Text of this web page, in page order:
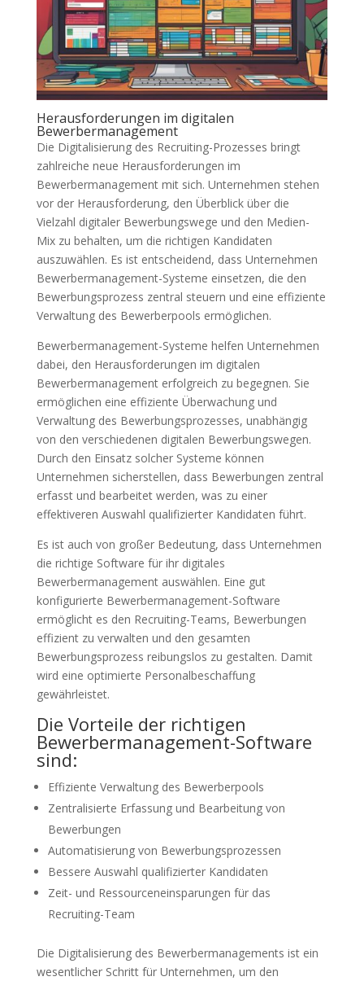
Herausforderungen im digitalen
Bewerbermanagement
Die Digitalisierung des Recruiting-Prozesses bringt
zahlreiche neue Herausforderungen im
Bewerbermanagement mit sich. Unternehmen stehen
vor der Herausforderung, den Überblick über die
Vielzahl digitaler Bewerbungswege und den Medien-
Mix zu behalten, um die richtigen Kandidaten
auszuwählen. Es ist entscheidend, dass Unternehmen
Bewerbermanagement-Systeme einsetzen, die den
Bewerbungsprozess zentral steuern und eine effiziente
Verwaltung des Bewerberpools ermöglichen.
Bewerbermanagement-Systeme helfen Unternehmen
dabei, den Herausforderungen im digitalen
Bewerbermanagement erfolgreich zu begegnen. Sie
ermöglichen eine effiziente Überwachung und
Verwaltung des Bewerbungsprozesses, unabhängig
von den verschiedenen digitalen Bewerbungswegen.
Durch den Einsatz solcher Systeme können
Unternehmen sicherstellen, dass Bewerbungen zentral
erfasst und bearbeitet werden, was zu einer
effektiveren Auswahl qualifizierter Kandidaten führt.
Es ist auch von großer Bedeutung, dass Unternehmen
die richtige Software für ihr digitales
Bewerbermanagement auswählen. Eine gut
konfigurierte Bewerbermanagement-Software
ermöglicht es den Recruiting-Teams, Bewerbungen
effizient zu verwalten und den gesamten
Bewerbungsprozess reibungslos zu gestalten. Damit
wird eine optimierte Personalbeschaffung
gewährleistet.
Die Vorteile der richtigen
Bewerbermanagement-Software
sind:
Effiziente Verwaltung des Bewerberpools
Zentralisierte Erfassung und Bearbeitung von
Bewerbungen
Automatisierung von Bewerbungsprozessen
Bessere Auswahl qualifizierter Kandidaten
Zeit- und Ressourceneinsparungen für das
Recruiting-Team
Die Digitalisierung des Bewerbermanagements ist ein
wesentlicher Schritt für Unternehmen, um den